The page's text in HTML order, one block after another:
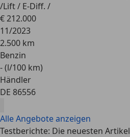
/Lift / E-Diff. /
€ 212.000
11/2023
2.500 km
Benzin
- (l/100 km)
Händler
DE 86556
Alle Angebote anzeigen
Testberichte: Die neuesten Artikel